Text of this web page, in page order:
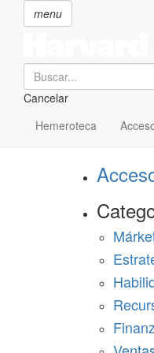
menu
Search
Cancelar
HemerotecaSECCIONES